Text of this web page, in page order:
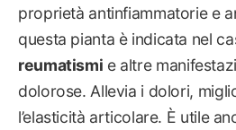
proprietà antinfiammatorie e
questa pianta è indicata nel
reumatismi e altre
dolorose. Allevia i dolori,
l’elasticità articolare. È utile